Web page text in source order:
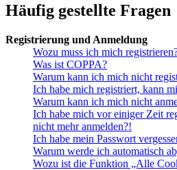
Häufig gestellte Fragen
Registrierung und Anmeldung
Wozu muss ich mich
Was ist COPPA?
Warum kann ich mich nicht
Ich habe mich registriert, kann
Warum kann ich mich nicht
Ich habe mich vor einiger Zeit
nicht mehr anmelden?!
Ich habe mein Passwort
Warum werde ich automatisch
Wozu ist die Funktion „Alle